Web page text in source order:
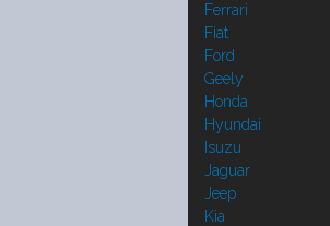
Ferrari
Fiat
Ford
Geely
Honda
Hyundai
Isuzu
Jaguar
Jeep
Kia